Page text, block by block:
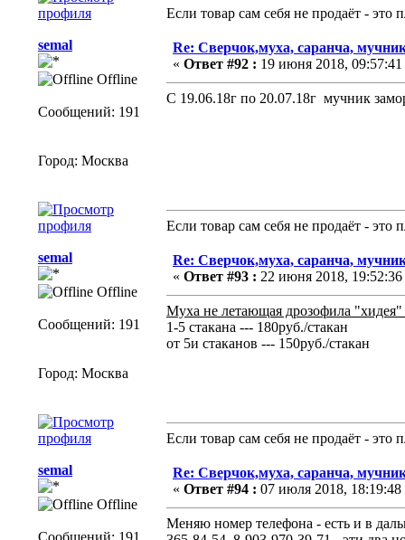
Если товар сам себя не продаёт -
semal
Offline
Сообщений: 191
Город: Москва
Re: Сверчок,муха, саранча,
« Ответ #92 : 19 июня 2018, 09:57:41
С 19.06.18г по 20.07.18г мучник
Если товар сам себя не продаёт -
semal
Offline
Сообщений: 191
Город: Москва
Re: Сверчок,муха, саранча,
« Ответ #93 : 22 июня 2018, 19:52:36
Муха не летающая дрозофила
1-5 стакана --- 180руб./стакан
от 5и стаканов --- 150руб./стакан
Если товар сам себя не продаёт -
semal
Offline
Re: Сверчок,муха, саранча,
« Ответ #94 : 07 июля 2018, 18:19:48
Меняю номер телефона - есть и в